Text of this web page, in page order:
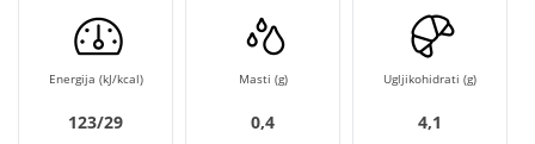
Energija (kJ/kcal)
123/29
Masti (g)
0,4
Ugljikohidrati (g)
4,1